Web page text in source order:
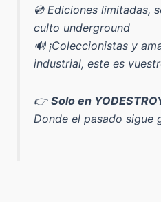
💿 Ediciones limitadas,
culto underground
🔊 ¡Coleccionistas y
industrial, este es
👉Solo en
Donde el pasado sigue